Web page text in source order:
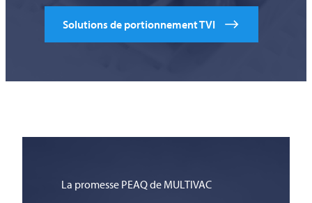
Solutions de portionnement TVI
La promesse PEAQ de MULTIVAC